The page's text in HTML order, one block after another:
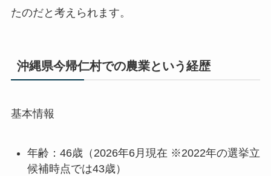
たのだと考えられます。
沖縄県今帰仁村での農業という経歴
基本情報
年齢：46歳（2026年6月現在 ※2022年の選挙立
候補時点では43歳）